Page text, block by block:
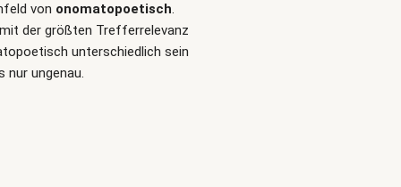
von onomatopoetisch.
der größten Trefferrelevanz
unterschiedlich sein
nur ungenau.